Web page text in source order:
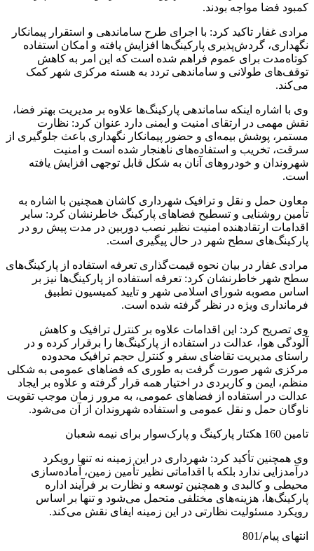
کمبود فضا مواجه بودند.
مرادی غفار تاکید کرد: با اجرای طرح ساماندهی و استقرار پیمانکار
نگهداری، گردش‌پذیری پارکینگ‌ها افزایش یافته و امکان استفاده
کوتاه‌مدت برای عموم فراهم شده است که این امر به کاهش
توقف‌های طولانی و ساماندهی تردد به هسته مرکزی شهر کمک
می‌کند.
وی با اشاره اینکه ساماندهی پارکینگ‌ها علاوه بر مدیریت بهتر فضا،
نقش مهمی در ارتقای امنیت و ایمنی دارد عنوان کرد: نظارت
مستمر، پوشش بیمه‌ای و حضور پیمانکار نگهداری باعث جلوگیری از
سرقت، تخریب و استفاده‌های ناهنجار شده است و امنیت
شهروندان و خودروهای آنان به شکل قابل توجهی افزایش یافته
است.
معاون حمل و نقل و ترافیک شهرداری کاشان همچنین با اشاره به
تأمین روشنایی و تسطیح فضاهای پارکینگ خاطرنشان کرد: سایر
اقدامات ارتقادهنده امنیت نظیر نصب دوربین در مدت پیش رو در
پارکینگ‌های سطح شهر در حال پیگیری است.
مرادی غفار در بیان نحوه قیمت‌گذاری تعرفه استفاده از پارکینگ‌های
سطح شهر خاطرنشان کرد: تعرفه استفاده از پارکینگ‌ها نیز بر
اساس مصوبه شورای اسلامی شهر و تایید کمیسیون تطبیق
فرمانداری ویژه در نظر گرفته شده است.
وی تصریح کرد: این اقدامات علاوه بر کنترل ترافیک و کاهش
آلودگی هوا، عدالت در استفاده از پارکینگ‌ها را برقرار کرده و در
راستای مدیریت تقاضای سفر و کنترل حجم ترافیک محدوده
مرکزی شهر صورت گرفت به طوری که فضاهای عمومی به شکلی
منظم، ایمن و کاربردی در اختیار همه قرار گرفته و علاوه بر ایجاد
عدالت در استفاده از فضاهای عمومی، به مرور زمان موجب تقویت
ناوگان حمل و نقل عمومی و استفاده شهروندان از آن می‌شود.
تامین 160 هکتار پارکینگ و پارک‌سوار برای نیمه شعبان
وی همچنین تأکید کرد: شهرداری در این زمینه نه تنها رویکرد
درآمدزایی ندارد بلکه با اقداماتی نظیر تأمین زمین، آماده‌سازی
محیطی و کالبدی و همچنین توسعه و نظارت بر فرآیند اداره
پارکینگ‌ها، هزینه‌های مختلفی متحمل می‌شود و تنها بر اساس
رویکرد مسئولیت نظارتی در این زمینه ایفای نقش می‌کند.
انتهای پیام/801